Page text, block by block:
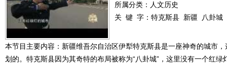
所属分类：人文历史
关 键 字： 特克斯县 新疆 八卦城
本节目主要内容：新疆维吾尔自治区伊犁特克斯县是一座神奇的城市
划的。特克斯县因为其奇特的布局被称为“八卦城”，这里没有一个红